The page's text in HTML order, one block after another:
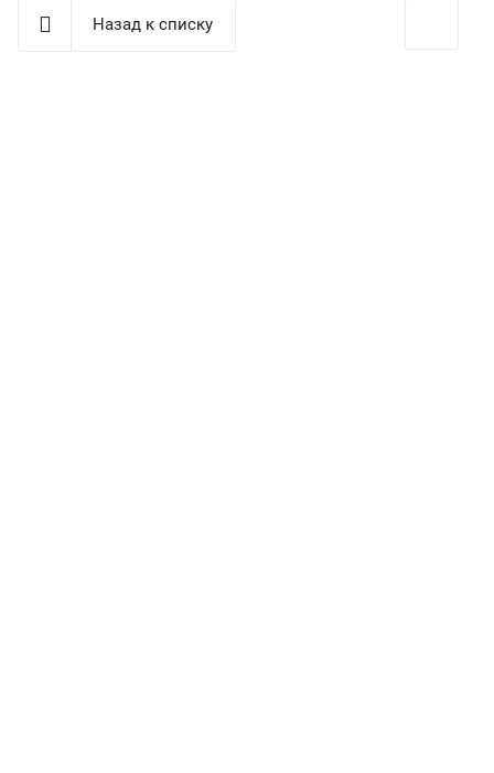
Назад к списку